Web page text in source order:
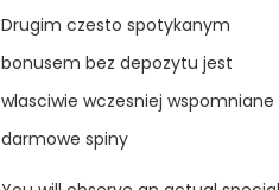
Drugim czesto spotykanym
bonusem bez depozytu jest
wlasciwie wczesniej wspomniane
darmowe spiny